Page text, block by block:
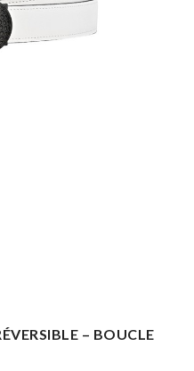
– BOUCLE